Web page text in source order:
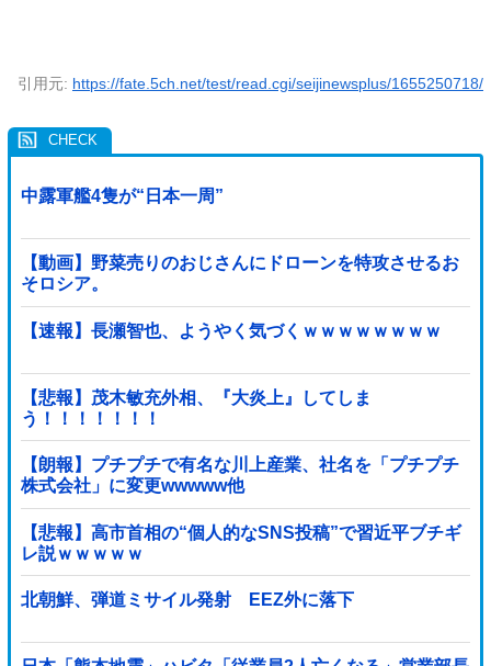
引用元: https://fate.5ch.net/test/read.cgi/seijinewsplus/1655250718/
中露軍艦4隻が“日本一周”
【動画】野菜売りのおじさんにドローンを特攻させるお
そロシア。
【速報】長瀬智也、ようやく気づくｗｗｗｗｗｗｗｗ
【悲報】茂木敏充外相、『大炎上』してしま
う！！！！！！！
【朗報】プチプチで有名な川上産業、社名を「プチプチ
株式会社」に変更wwwww他
【悲報】高市首相の“個人的なSNS投稿”で習近平ブチギ
レ説ｗｗｗｗｗ
北朝鮮、弾道ミサイル発射 EEZ外に落下